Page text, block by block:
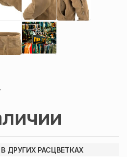
ДРУГИХ РАСЦВЕТКАХ